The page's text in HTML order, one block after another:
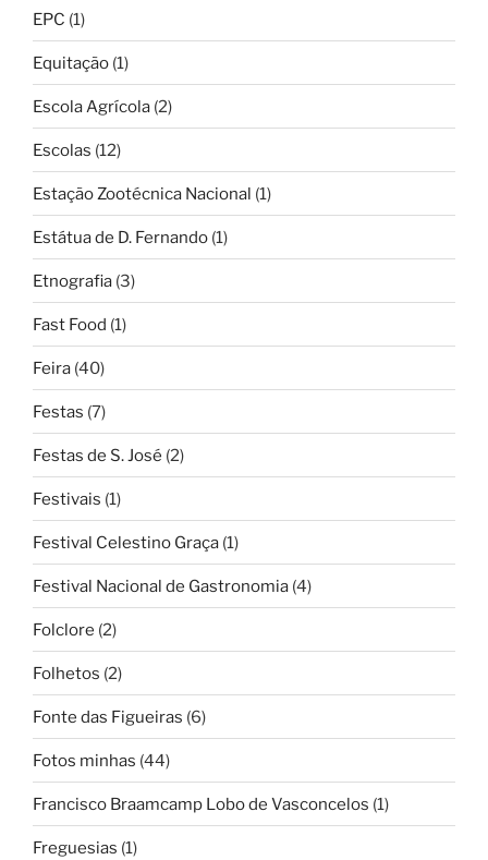
EPC (1)
Equitação (1)
Escola Agrícola (2)
Escolas (12)
Estação Zootécnica Nacional (1)
Estátua de D. Fernando (1)
Etnografia (3)
Fast Food (1)
Feira (40)
Festas (7)
Festas de S. José (2)
Festivais (1)
Festival Celestino Graça (1)
Festival Nacional de Gastronomia (4)
Folclore (2)
Folhetos (2)
Fonte das Figueiras (6)
Fotos minhas (44)
Francisco Braamcamp Lobo de Vasconcelos (1)
Freguesias (1)